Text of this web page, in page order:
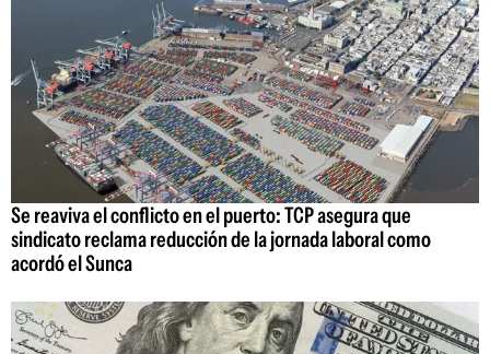
Se reaviva el conflicto en el puerto: TCP asegura que
sindicato reclama reducción de la jornada laboral como
acordó el Sunca